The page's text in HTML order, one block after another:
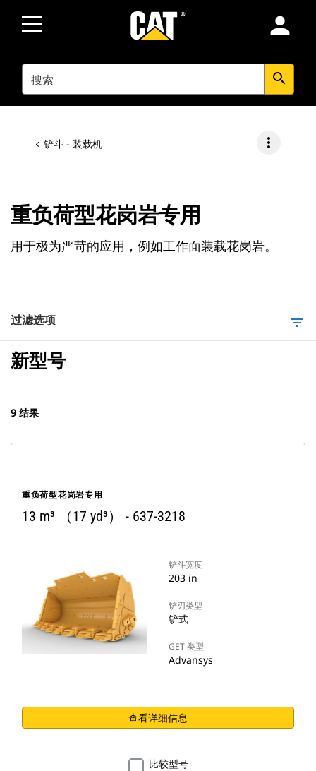
person
SEARCH search
铲斗 - 装载机 more_vert
重负荷型花岗岩专用
用于极为严苛的应用，例如工作面装载花岗岩。
过滤选项 filter_list
新型号
9 结果
重负荷型花岗岩专用
13 m³ （17 yd³） - 637-3218
铲斗宽度
203 in
铲刃类型
铲式
GET 类型
Advansys
查看详细信息
比较型号